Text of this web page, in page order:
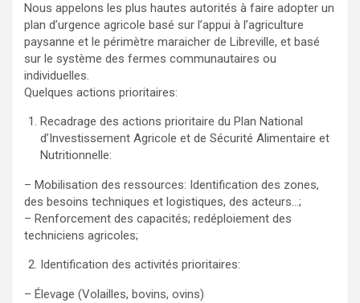
Nous appelons les plus hautes autorités à faire adopter un
plan d’urgence agricole basé sur l’appui à l’agriculture
paysanne et le périmètre maraicher de Libreville, et basé
sur le système des fermes communautaires ou
individuelles.
Quelques actions prioritaires:
Recadrage des actions prioritaire du Plan National
d’Investissement Agricole et de Sécurité Alimentaire et
Nutritionnelle:
– Mobilisation des ressources: Identification des zones,
des besoins techniques et logistiques, des acteurs…;
– Renforcement des capacités; redéploiement des
techniciens agricoles;
Identification des activités prioritaires:
– Élevage (Volailles, bovins, ovins)